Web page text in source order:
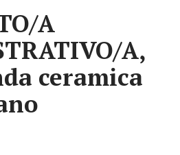
A
A,
ceramica